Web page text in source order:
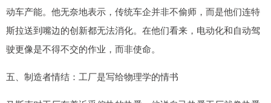
动车产能。他无奈地表示，传统车企并非不偷师，而是他们连特
斯拉送到嘴边的创新都无法消化。在他们看来，电动化和自动驾
驶更像是不得不交的作业，而非使命。
五、制造者情结：工厂是写给物理学的情书